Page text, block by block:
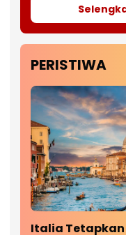
PERISTIWA
Italia